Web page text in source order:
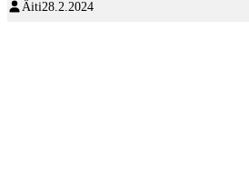
Äiti28.2.2024